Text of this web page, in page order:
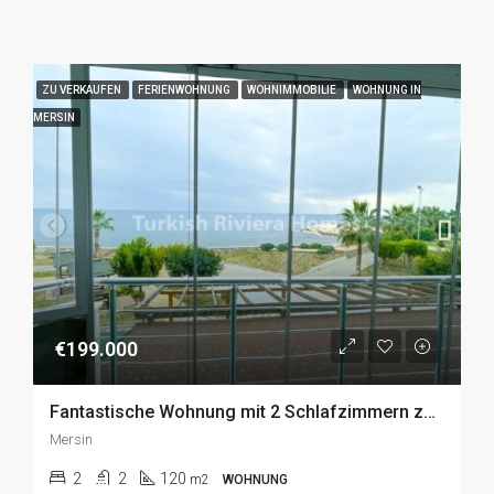
ZU VERKAUFEN FERIENWOHNUNG WOHNIMMOBILIE WOHNUNG IN
MERSIN
€199.000
Fantastische Wohnung mit 2 Schlafzimmern zum Verkauf direkt am Meer in Kizkalesi, Mersin
Mersin
2 2 120 m2 WOHNUNG